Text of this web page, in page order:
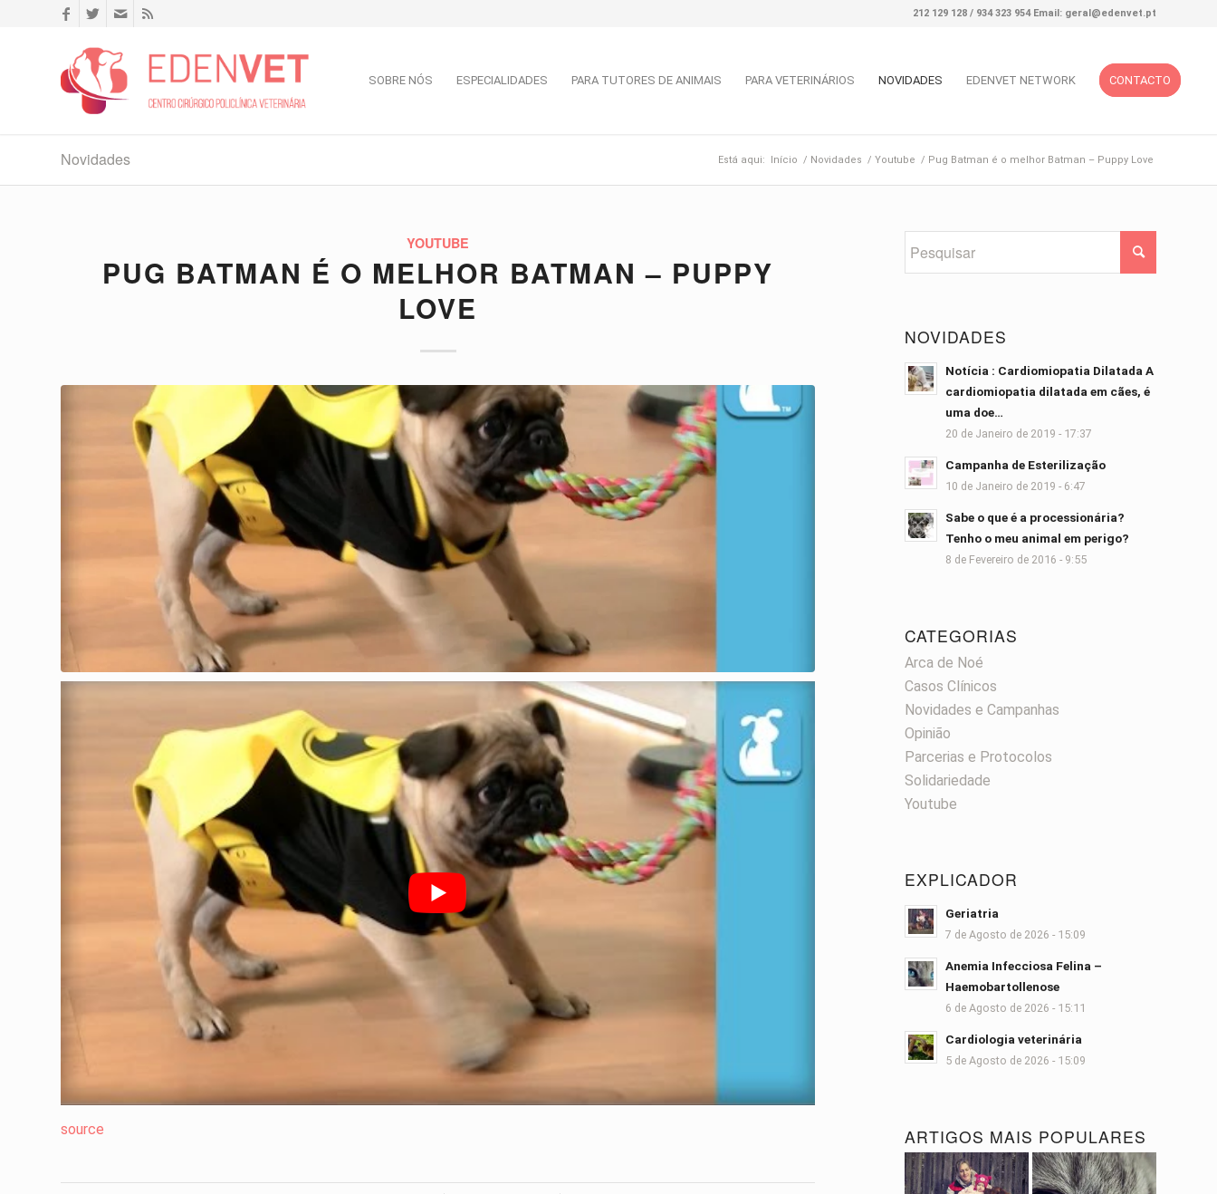
212 129 128 / 934 323 954 Email: geral@edenvet.pt
SOBRE NÓS ESPECIALIDADES PARA TUTORES DE ANIMAIS PARA VETERINÁRIOS NOVIDADES EDENVET NETWORK CONTACTO
Novidades Está aqui: Início / Novidades / Youtube / Pug Batman é o melhor Batman – Puppy Love
YOUTUBE
PUG BATMAN É O MELHOR BATMAN – PUPPY
LOVE
source
NOVIDADES
Notícia : Cardiomiopatia Dilatada A
cardiomiopatia dilatada em cães, é
uma doe…
20 de Janeiro de 2019 - 17:37
Campanha de Esterilização
10 de Janeiro de 2019 - 6:47
Sabe o que é a processionária?
Tenho o meu animal em perigo?
8 de Fevereiro de 2016 - 9:55
CATEGORIAS
Arca de Noé
Casos Clínicos
Novidades e Campanhas
Opinião
Parcerias e Protocolos
Solidariedade
Youtube
EXPLICADOR
Geriatria
7 de Agosto de 2026 - 15:09
Anemia Infecciosa Felina –
Haemobartollenose
6 de Agosto de 2026 - 15:11
Cardiologia veterinária
5 de Agosto de 2026 - 15:09
ARTIGOS MAIS POPULARES